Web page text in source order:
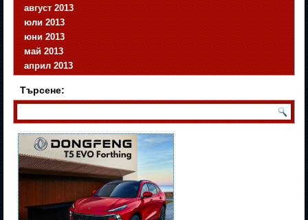
август 2013
юли 2013
юни 2013
май 2013
април 2013
Търсене: